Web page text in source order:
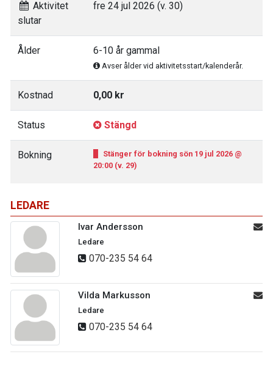
LEDARE
Ivar Andersson
Ledare
070-235 54 64
Vilda Markusson
Ledare
070-235 54 64
Aktivitet
slutar
fre 24 jul 2026 (v. 30)
Ålder 6-10 år gammal
Avser ålder vid aktivitetsstart/kalenderår.
Kostnad 0,00 kr
Status Stängd
Bokning
Stänger för bokning sön 19 jul 2026 @
20:00 (v. 29)